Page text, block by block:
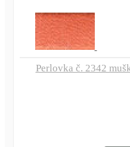
Perlovka č. 2342